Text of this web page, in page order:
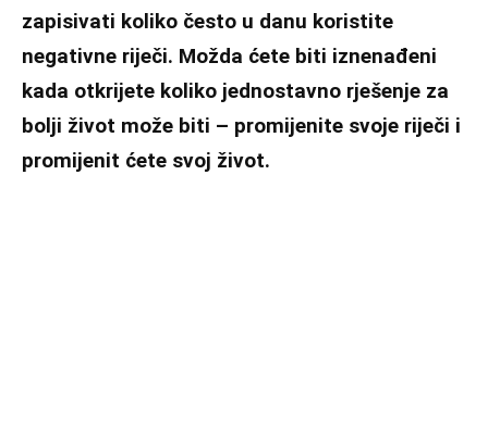
zapisivati koliko često u danu koristite
negativne riječi. Možda ćete biti iznenađeni
kada otkrijete koliko jednostavno rješenje za
bolji život može biti – promijenite svoje riječi i
promijenit ćete svoj život.